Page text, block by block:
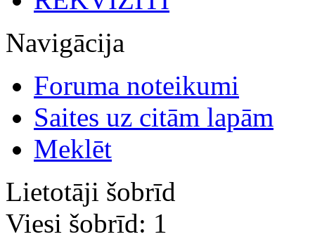
Navigācija
Foruma noteikumi
Saites uz citām lapām
Meklēt
Lietotāji šobrīd
Viesi šobrīd: 1